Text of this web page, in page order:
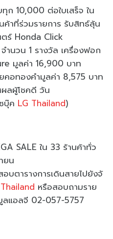
ทุก 10,000 ต่อใบเสร็จ ใน
าที่ร่วมรายการ รับสิทธ์ลุ้น
ร์ Honda Click
ำนวน 1 รางวัล เครื่องฟอก
มูลค่า 16,900 บาท
คอทองคำมูลค่า 8,575 บาท
ผลผู้โชคดี วัน
บุ๊ค LG Thailand)
SALE ใน 33 ร้านค้าทั่ว
ยน
บตารางการเดินสายไปยังจั
หรือสอบถามราย
แอลจี 02-057-5757